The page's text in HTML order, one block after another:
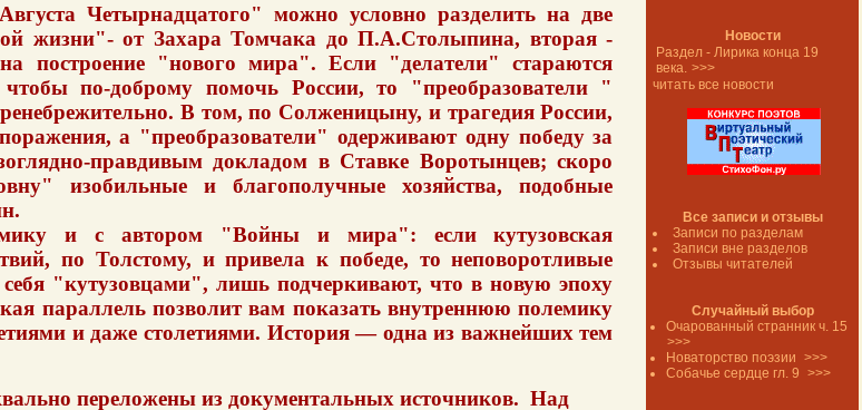
Новости
Раздел - Лирика конца 19
века. >>>
читать все новости
Все записи и отзывы
Записи по разделам
Записи вне разделов
Отзывы читателей
Случайный выбор
Очарованный странник ч. 15
>>>
Новаторство поэзии >>>
Собачье сердце гл. 9 >>>
Четырнадцатого" можно условно разделить на две
жизни"- от Захара Томчака до П.А.Столыпина, вторая -
построение "нового мира". Если "делатели" стараются
чтобы по-доброму помочь России, то "преобразователи "
В том, по Солженицыну, и трагедия России,
а "преобразователи" одерживают одну победу за
правдивым докладом в Ставке Воротынцев; скоро
изобильные и благополучные хозяйства, подобные
и с автором "Войны и мира": если кутузовская
по Толстому, и привела к победе, то неповоротливые
"кутузовцами", лишь подчеркивают, что в новую эпоху
параллель позволит вам показать внутреннюю полемику
и даже столетиями. История — одна из важнейших тем
переложены из документальных источников. Над